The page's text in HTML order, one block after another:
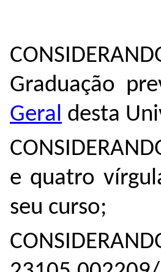
Graduação
Geral desta
e quatro
seu curso;